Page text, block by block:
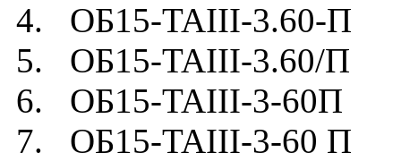
4. ОБ15-TAIII-3.60-П
5. ОБ15-TAIII-3.60/П
6. ОБ15-TAIII-3-60П
7. ОБ15-TAIII-3-60 П